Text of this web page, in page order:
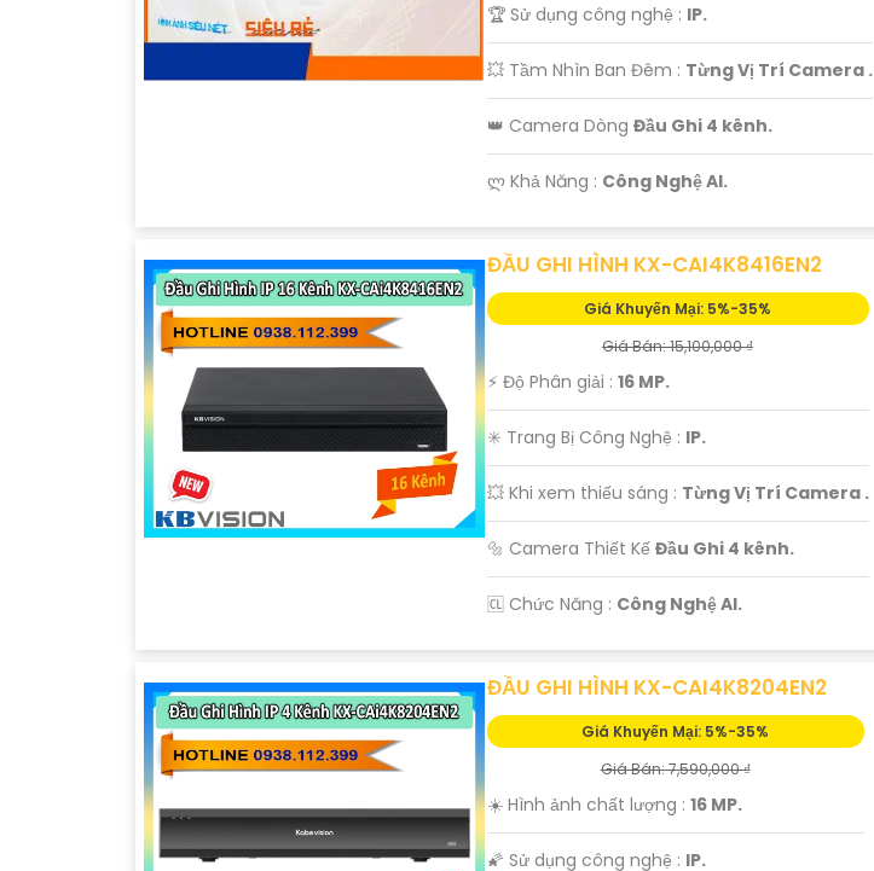
🏆 Sử dụng công nghệ : IP.
💥 Tầm Nhìn Ban Đêm : Từng Vị Trí Camera .
👑 Camera Dòng Đầu Ghi 4 kênh.
️ლ Khả Năng : Công Nghệ AI.
ĐẦU GHI HÌNH KX-CAI4K8416EN2
Giá Khuyến Mại: 5%-35%
Giá Bán: 15,100,000 ₫
️⚡ Độ Phân giải : 16 MP.
✳️ Trang Bị Công Nghệ : IP.
💥 Khi xem thiếu sáng : Từng Vị Trí Camera .
🔩 Camera Thiết Kế Đầu Ghi 4 kênh.
️🆑 Chức Năng : Công Nghệ AI.
ĐẦU GHI HÌNH KX-CAI4K8204EN2
Giá Khuyến Mại: 5%-35%
Giá Bán: 7,590,000 ₫
☀️ Hình ảnh chất lượng : 16 MP.
🌠 Sử dụng công nghệ : IP.